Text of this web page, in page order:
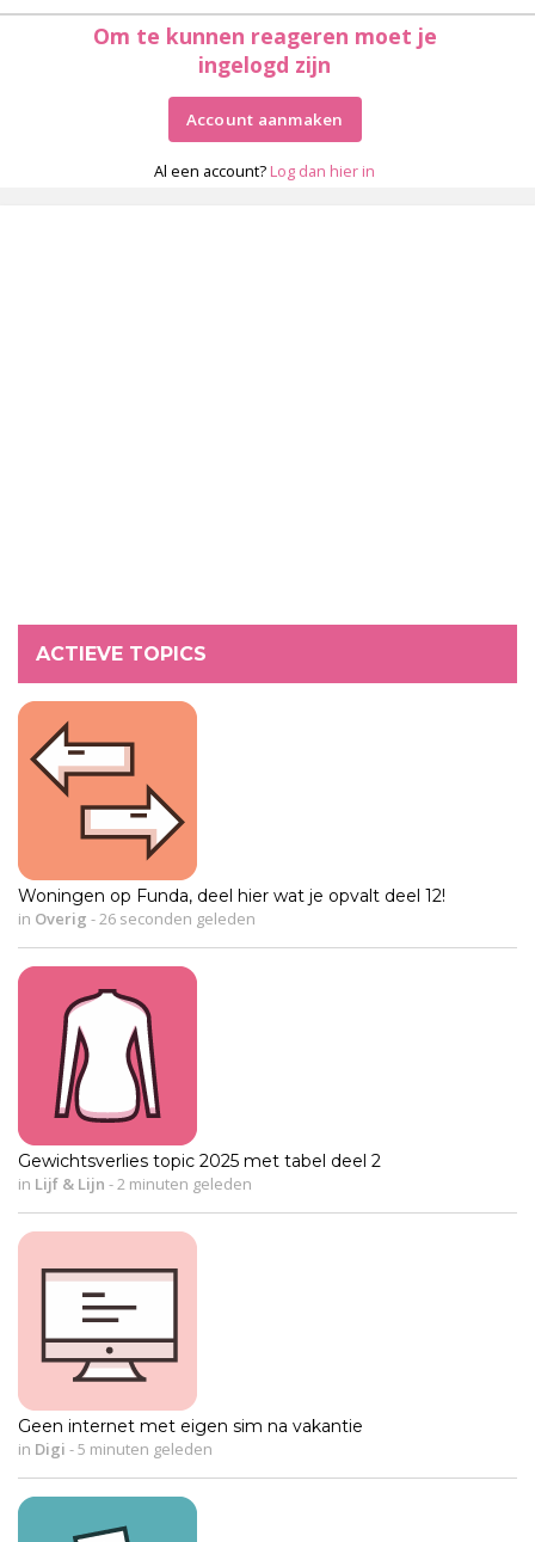
Om te kunnen reageren moet je
ingelogd zijn
Account aanmaken
Al een account? Log dan hier in
ACTIEVE TOPICS
Woningen op Funda, deel hier wat je opvalt deel 12!
in Overig -26 seconden geleden
Gewichtsverlies topic 2025 met tabel deel 2
in Lijf & Lijn -2 minuten geleden
Geen internet met eigen sim na vakantie
in Digi -5 minuten geleden